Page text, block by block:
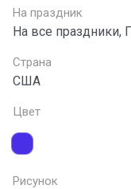
На праздник
На все праздники,
Страна
США
Цвет
Рисунок